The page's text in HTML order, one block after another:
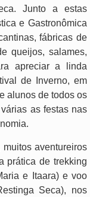
Junto a estas
e Gastronômica
fábricas de
queijos, salames,
apreciar a linda
de Inverno, em
alunos de todos os
as festas nas
aventureiros
prática de trekking
e Itaara) e voo
Seca), nos